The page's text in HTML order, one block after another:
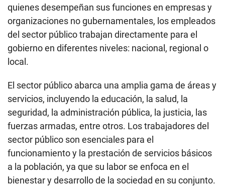
quienes desempeñan sus funciones en empresas y
organizaciones no gubernamentales, los empleados
del sector público trabajan directamente para el
gobierno en diferentes niveles: nacional, regional o
local.
El sector público abarca una amplia gama de áreas y
servicios, incluyendo la educación, la salud, la
seguridad, la administración pública, la justicia, las
fuerzas armadas, entre otros. Los trabajadores del
sector público son esenciales para el
funcionamiento y la prestación de servicios básicos
a la población, ya que su labor se enfoca en el
bienestar y desarrollo de la sociedad en su conjunto.